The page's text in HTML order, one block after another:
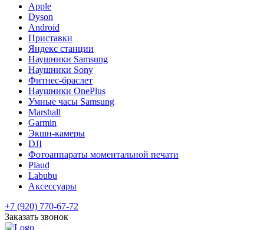
Apple
Dyson
Android
Приставки
Яндекс станции
Наушники Samsung
Наушники Sony
Фитнес-браслет
Наушники OnePlus
Умные часы Samsung
Marshall
Garmin
Экшн-камеры
DJI
Фотоаппараты моментальной печати
Plaud
Labubu
Аксессуары
+7 (920) 770-67-72
Заказать звонок